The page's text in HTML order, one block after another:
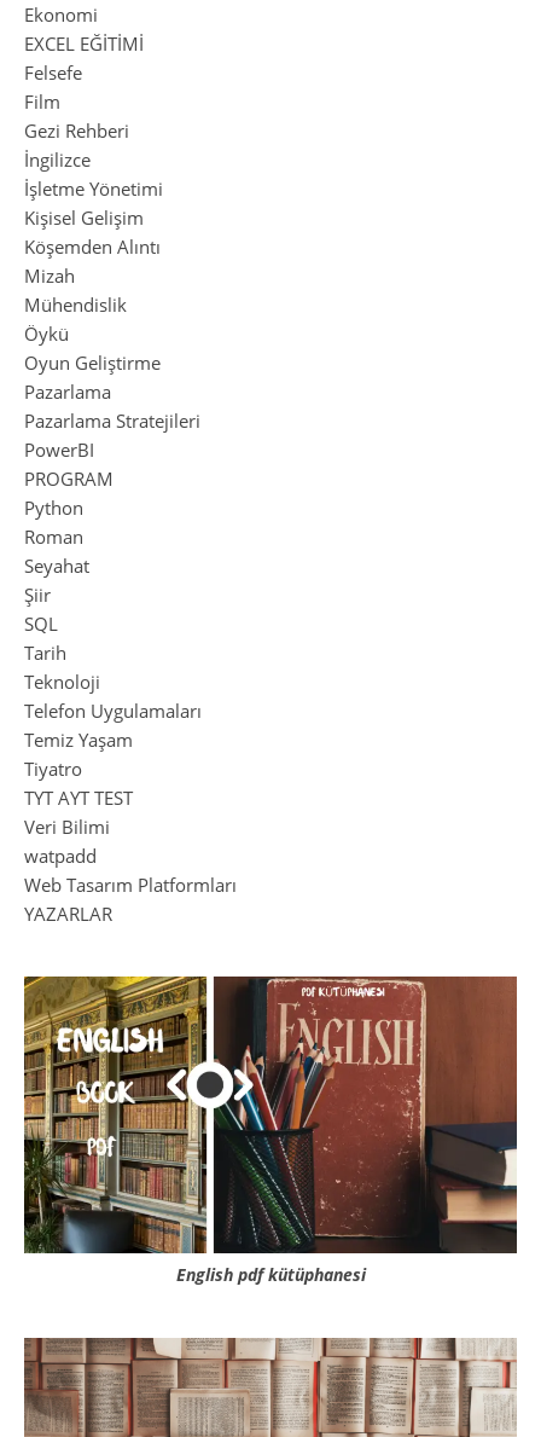
Ekonomi
EXCEL EĞİTİMİ
Felsefe
Film
Gezi Rehberi
İngilizce
İşletme Yönetimi
Kişisel Gelişim
Köşemden Alıntı
Mizah
Mühendislik
Öykü
Oyun Geliştirme
Pazarlama
Pazarlama Stratejileri
PowerBI
PROGRAM
Python
Roman
Seyahat
Şiir
SQL
Tarih
Teknoloji
Telefon Uygulamaları
Temiz Yaşam
Tiyatro
TYT AYT TEST
Veri Bilimi
watpadd
Web Tasarım Platformları
YAZARLAR
English pdf kütüphanesi